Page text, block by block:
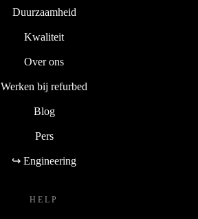
Duurzaamheid
Kwaliteit
Over ons
Werken bij refurbed
Blog
Pers
↪ Engineering
HELP